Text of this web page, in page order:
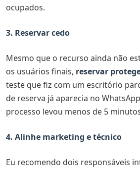
ocupados.
3. Reservar cedo
Mesmo que o recurso ainda não
os usuários finais, reservar
teste que fiz com um escritório
de reserva já aparecia no
processo levou menos de 5
4. Alinhe marketing e técnico
Eu recomendo dois responsáveis